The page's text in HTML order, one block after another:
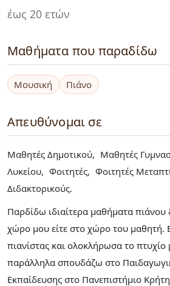
έως 20 ετών
Μαθήματα που παραδίδω
Μουσική Πιάνο
Απευθύνομαι σε
Μαθητές Δημοτικού Μαθητές
Λυκείου
Φοιτητές
Φοιτητές
Διδακτορικούς
Παρδίδω ιδιαίτερα μαθήματα πιάνου
χώρο μου είτε στο χώρο του μαθητή.
πιανίστας και ολοκλήρωσα το πτυχίο
παράλληλα σπουδάζω στο
Εκπαίδευσης στο Πανεπιστήμιο